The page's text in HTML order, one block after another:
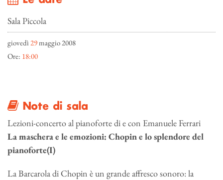
Sala Piccola
giovedì 29maggio 2008
Ore: 18:00
Note di sala
Lezioni-concerto al pianoforte di e con Emanuele Ferrari
La maschera e le emozioni: Chopin e lo splendore del
pianoforte(I)
La Barcarola di Chopin è un grande affresco sonoro: la